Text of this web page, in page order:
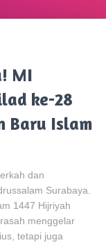
MI
ke-28
Baru Islam
dan
Surabaya.
1447 Hijriyah
menggelar
tetapi juga